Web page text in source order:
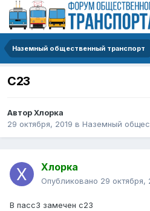
Наземный общественный транспорт
С23
АвторХлорка
29 октября, 2019 в Наземный
Хлорка
Опубликовано 29 октября,
В пасс3 замечен с23